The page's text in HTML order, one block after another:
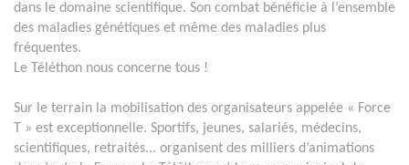
dans le domaine scientifique. Son combat bénéficie à l’ensemble
des maladies génétiques et même des maladies plus
fréquentes.
Le Téléthon nous concerne tous !
Sur le terrain la mobilisation des organisateurs appelée « Force
T » est exceptionnelle. Sportifs, jeunes, salariés, médecins,
scientifiques, retraités... organisent des milliers d’animations